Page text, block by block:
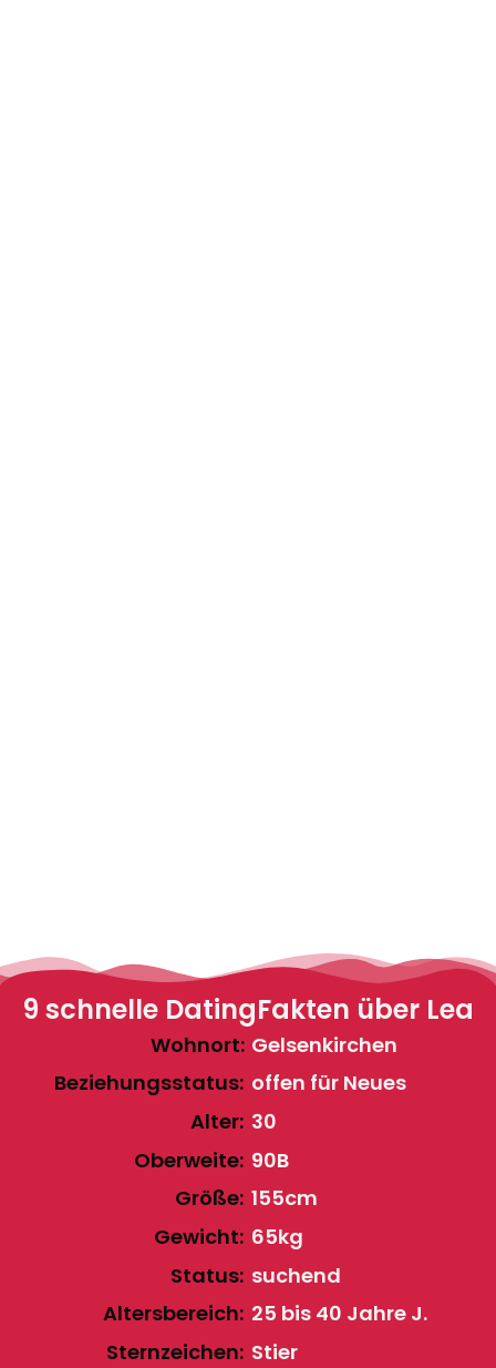
9 schnelle DatingFakten über Lea
Wohnort: Gelsenkirchen
Beziehungsstatus: offen für Neues
Alter: 30
Oberweite: 90B
Größe: 155cm
Gewicht: 65kg
Status: suchend
Altersbereich: 25 bis 40 Jahre J.
Sternzeichen: Stier